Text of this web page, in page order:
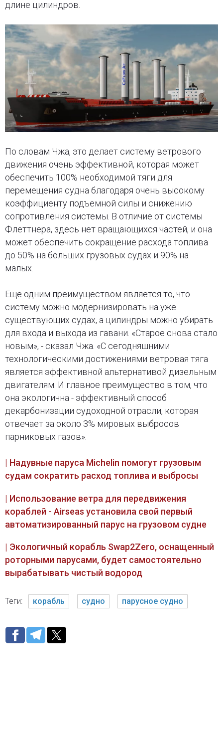
длине цилиндров.
По словам Чжа, это делает систему ветрового
движения очень эффективной, которая может
обеспечить 100% необходимой тяги для
перемещения судна благодаря очень высокому
коэффициенту подъемной силы и снижению
сопротивления системы. В отличие от системы
Флеттнера, здесь нет вращающихся частей, и она
может обеспечить сокращение расхода топлива
до 50% на больших грузовых судах и 90% на
малых.
Еще одним преимуществом является то, что
систему можно модернизировать на уже
существующих судах, а цилиндры можно убирать
для входа и выхода из гавани. «Старое снова стало
новым», - сказал Чжа. «С сегодняшними
технологическими достижениями ветровая тяга
является эффективной альтернативой дизельным
двигателям. И главное преимущество в том, что
она экологична - эффективный способ
декарбонизации судоходной отрасли, которая
отвечает за около 3% мировых выбросов
парниковых газов».
| Надувные паруса Michelin помогут грузовым
судам сократить расход топлива и выбросы
| Использование ветра для передвижения
кораблей - Airseas установила свой первый
автоматизированный парус на грузовом судне
| Экологичный корабль Swap2Zero, оснащенный
роторными парусами, будет самостоятельно
вырабатывать чистый водород
Теги: корабль судно парусное судно